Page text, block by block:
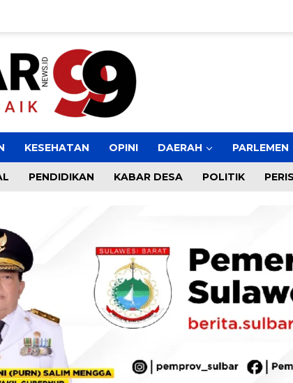
KESEHATAN OPINI DAERAH PARLEMEN
PENDIDIKAN KABAR DESA POLITIK